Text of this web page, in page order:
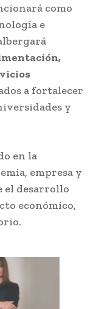
como
e
a fortalecer
y
en la
empresa y
el desarrollo
económico,